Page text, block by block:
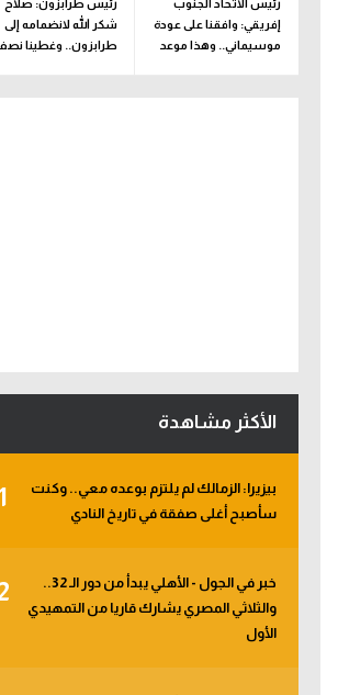
رئيس الاتحاد الجنوب
إفريقي: وافقنا على عودة
موسيماني.. وهذا موعد
رئيس طرابزون: صلاح
شكر الله لانضمامه إلى
طرابزون.. وغطينا
الأكثر مشاهدة
بيزيرا: الزمالك لم يلتزم بوعده معي.. وكنت
سأصبح أغلى صفقة في تاريخ النادي
خبر في الجول - الأهلي يبدأ من دور الـ 32..
والثلاثي المصري يشارك قاريا من التمهيدي
الأول